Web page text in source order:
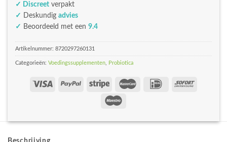
✓ Discreet verpakt
✓
Deskundig advies
✓ Beoordeeld met een 9.4
Artikelnummer: 8720297260131
Categorieën: Voedingssupplementen Probiotica